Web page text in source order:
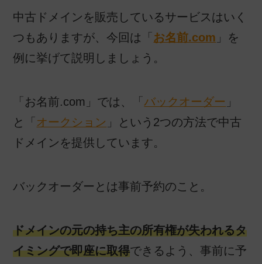
中古ドメインを販売しているサービスはいく
つもありますが、今回は「 お名前.com 」を
例に挙げて説明しましょう。
「お名前.com」では、「バックオーダー 」
と「 オークション 」という2つの方法で中古
ドメインを提供しています。
バックオーダーとは事前予約のこと。
ドメインの元の持ち主の所有権が失われるタ
イミングで即座に取得できるよう、事前に予